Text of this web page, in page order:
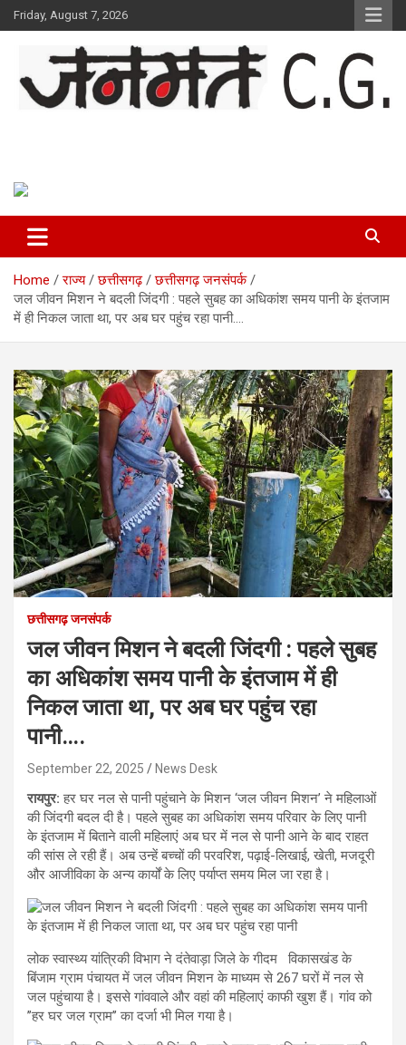
Skip
to
Friday, August 7, 2026
Home राज्य छत्तीसगढ़
छत्तीसगढ़ जनसंपर्क
जल जीवन मिशन ने बदली जिंदगी : पहले सुबह का अधिकांश समय पानी के इंतजाम
में ही निकल जाता था, पर अब घर पहुंच रहा पानी….
छत्तीसगढ़ जनसंपर्क
जल जीवन मिशन ने बदली जिंदगी : पहले सुबह
का अधिकांश समय पानी के इंतजाम में ही
निकल जाता था, पर अब घर पहुंच रहा
पानी….
September 22, 2025 News Desk
रायपुर:हर घर नल से पानी पहुंचाने के मिशन ‘जल जीवन मिशन’ ने महिलाओं
की जिंदगी बदल दी है। पहले सुबह का अधिकांश समय परिवार के लिए पानी
के इंतजाम में बिताने वाली महिलाएं अब घर में नल से पानी आने के बाद राहत
की सांस ले रही हैं। अब उन्हें बच्चों की परवरिश, पढ़ाई-लिखाई, खेती, मजदूरी
और आजीविका के अन्य कार्यों के लिए पर्याप्त समय मिल जा रहा है।
लोक स्वास्थ्य यांत्रिकी विभाग ने दंतेवाड़ा जिले के गीदम विकासखंड के
बिंजाम ग्राम पंचायत में जल जीवन मिशन के माध्यम से 267 घरों में नल से
जल पहुंचाया है। इससे गांववाले और वहां की महिलाएं काफी खुश हैं। गांव को
’’हर घर जल ग्राम’’ का दर्जा भी मिल गया है।